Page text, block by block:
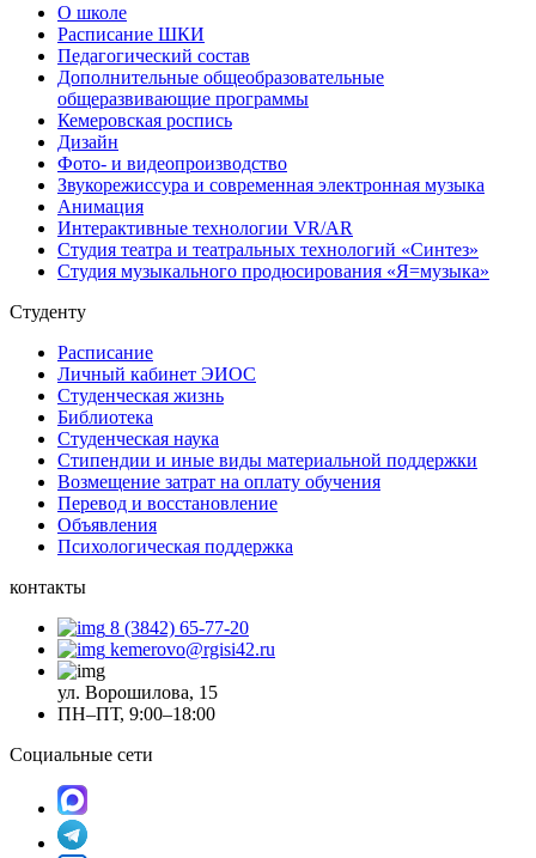
О школе
Расписание ШКИ
Педагогический состав
Дополнительные общеобразовательные
общеразвивающие программы
Кемеровская роспись
Дизайн
Фото- и видеопроизводство
Звукорежиссура и современная электронная музыка
Анимация
Интерактивные технологии VR/AR
Студия театра и театральных технологий «Синтез»
Студия музыкального продюсирования «Я=музыка»
Студенту
Расписание
Личный кабинет ЭИОС
Студенческая жизнь
Библиотека
Студенческая наука
Стипендии и иные виды материальной поддержки
Возмещение затрат на оплату обучения
Перевод и восстановление
Объявления
Психологическая поддержка
контакты
8 (3842) 65-77-20
kemerovo@rgisi42.ru
ул. Ворошилова, 15
ПН–ПТ, 9:00–18:00
Социальные сети